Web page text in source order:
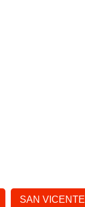
SAN VICENTE